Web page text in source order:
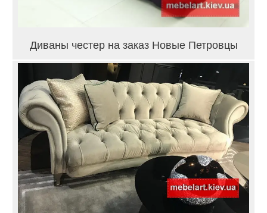
Диваны честер на заказ Новые Петровцы